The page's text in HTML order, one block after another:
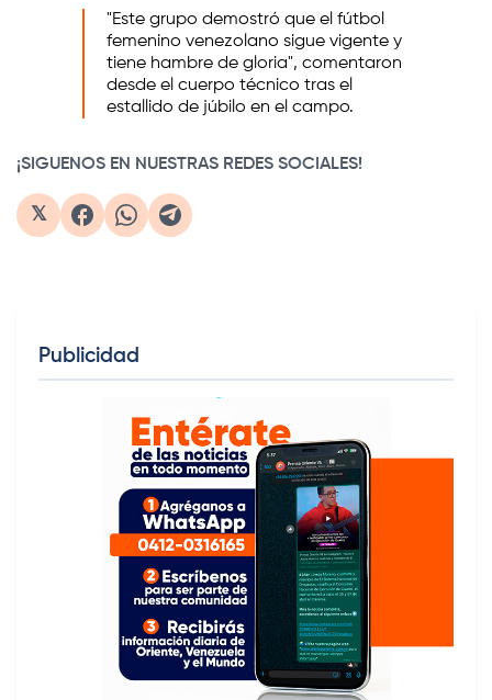
"Este grupo demostró que el fútbol
femenino venezolano sigue vigente y
tiene hambre de gloria", comentaron
desde el cuerpo técnico tras el
estallido de júbilo en el campo.
¡SIGUENOS EN NUESTRAS REDES SOCIALES!
𝕏
Publicidad